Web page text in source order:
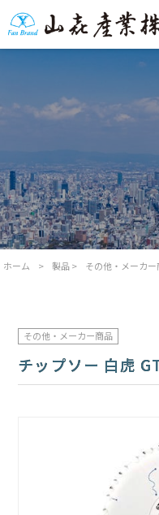
ホーム > 製品> その他・メーカー
その他・メーカー商品
チップソー 白虎